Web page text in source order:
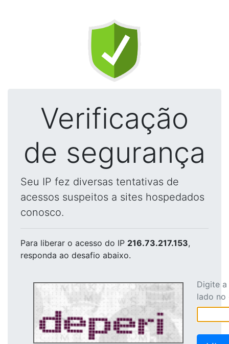
Verificação
de segurança
Seu IP fez diversas tentativas de
acessos suspeitos a sites hospedados
conosco.
Para liberar o acesso do IP 216.73.217.153,
responda ao desafio abaixo.
Digite
lado no